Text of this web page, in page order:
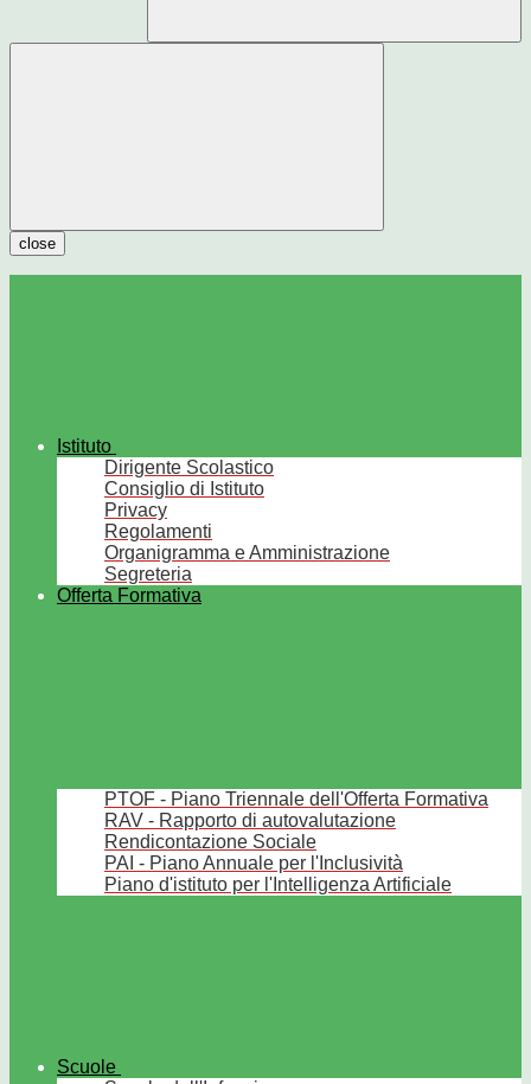
close
Istituto
Dirigente Scolastico
Consiglio di Istituto
Privacy
Regolamenti
Organigramma e Amministrazione
Segreteria
Offerta Formativa
PTOF - Piano Triennale dell'Offerta Formativa
RAV - Rapporto di autovalutazione
Rendicontazione Sociale
PAI - Piano Annuale per l'Inclusività
Piano d'istituto per l'Intelligenza Artificiale
Scuole